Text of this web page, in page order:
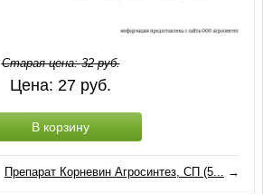
Старая цена:32руб.
Цена: 27 руб.
В корзину
Препарат Корневин Агросинтез, СП (5... →